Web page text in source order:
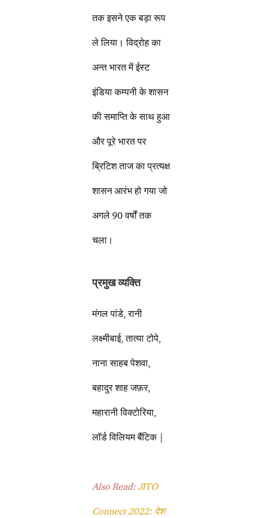
तक इसने एक बड़ा रूप
ले लिया। विद्रोह का
अन्त भारत में ईस्ट
इंडिया कम्पनी के शासन
की समाप्ति के साथ हुआ
और पूरे भारत पर
ब्रिटिश ताज का प्रत्यक्ष
शासन आरंभ हो गया जो
अगले 90 वर्षों तक
चला।
प्रमुख व्यक्ति
मंगल पांडे, रानी
लक्ष्मीबाई, तात्या टोपे,
नाना साहब पेशवा,
बहादुर शाह जफ़र,
महारानी विक्टोरिया,
लॉर्ड विलियम बैंटिक |
Also Read:JITO
Connect 2022: देश